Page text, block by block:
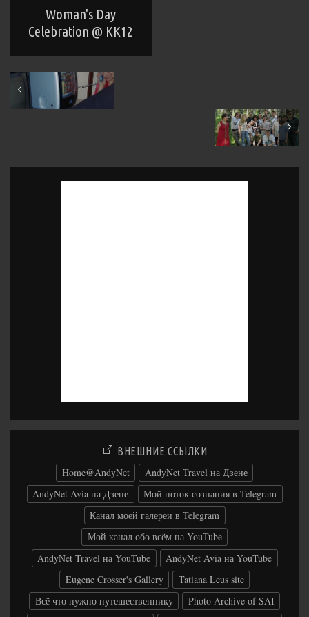
Woman's Day
Celebration @ KK12
February 2004
June 2004
ВНЕШНИЕ ССЫЛКИ
Home@AndyNet
AndyNet Travel на Дзене
AndyNet Avia на Дзене
Мой поток сознания в Telegram
Канал моей галереи в Telegram
Мой канал обо всём на YouTube
AndyNet Travel на YouTube
AndyNet Avia на YouTube
Eugene Crosser's Gallery
Tatiana Leus site
Всё что нужно путешественнику
Photo Archive of SAI